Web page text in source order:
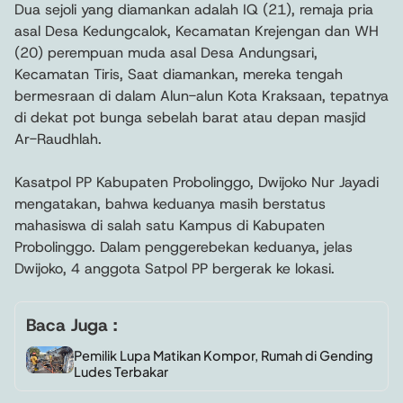
Dua sejoli yang diamankan adalah IQ (21), remaja pria
asal Desa Kedungcalok, Kecamatan Krejengan dan WH
(20) perempuan muda asal Desa Andungsari,
Kecamatan Tiris, Saat diamankan, mereka tengah
bermesraan di dalam Alun-alun Kota Kraksaan, tepatnya
di dekat pot bunga sebelah barat atau depan masjid
Ar-Raudhlah.
Kasatpol PP Kabupaten Probolinggo, Dwijoko Nur Jayadi
mengatakan, bahwa keduanya masih berstatus
mahasiswa di salah satu Kampus di Kabupaten
Probolinggo. Dalam penggerebekan keduanya, jelas
Dwijoko, 4 anggota Satpol PP bergerak ke lokasi.
Baca Juga :
Pemilik Lupa Matikan Kompor, Rumah di Gending
Ludes Terbakar